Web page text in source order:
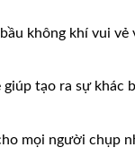
không khí vui
tạo ra sự khác
mọi người chụp